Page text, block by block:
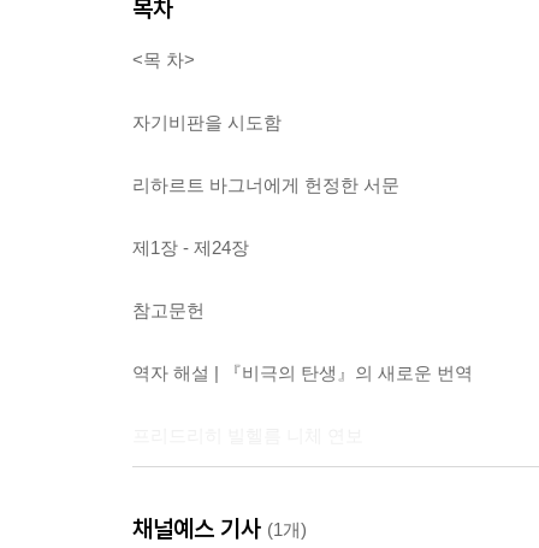
목차
<목 차>
자기비판을 시도함
리하르트 바그너에게 헌정한 서문
제1장 - 제24장
참고문헌
역자 해설 | 『비극의 탄생』의 새로운 번역
채널예스 기사 (1개)